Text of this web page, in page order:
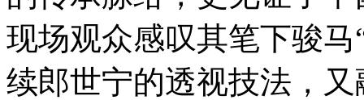
现场观众感叹其笔下骏
续郎世宁的透视技法，